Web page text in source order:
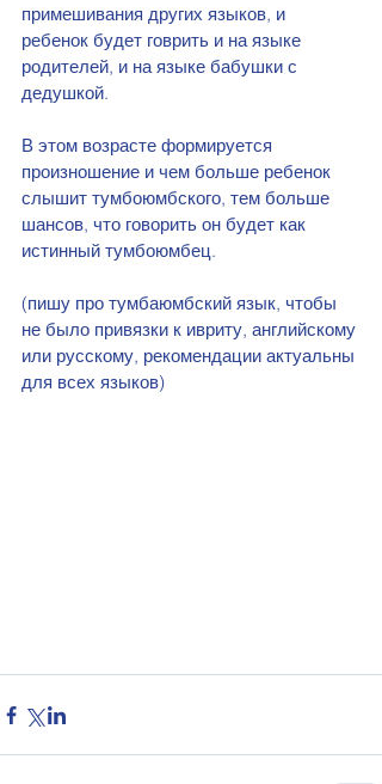
примешивания других языков, и
ребенок будет говрить и на языке
родителей, и на языке бабушки с
дедушкой.
В этом возрасте формируется
произношение и чем больше ребенок
слышит тумбоюмбского, тем больше
шансов, что говорить он будет как
истинный тумбоюмбец.
(пишу про тумбаюмбский язык, чтобы
не было привязки к ивриту, английскому
или русскому, рекомендации актуальны
для всех языков)